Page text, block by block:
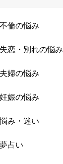
不倫の悩み
失恋・別れの悩み
夫婦の悩み
妊娠の悩み
悩み・迷い
夢占い